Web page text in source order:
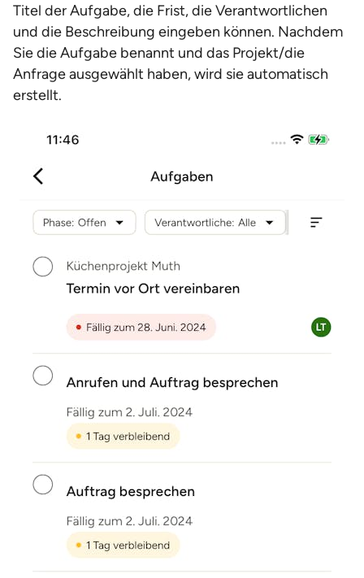
Titel der Aufgabe, die Frist, die Verantwortlichen
und die Beschreibung eingeben können. Nachdem
Sie die Aufgabe benannt und das Projekt/die
Anfrage ausgewählt haben, wird sie automatisch
erstellt.